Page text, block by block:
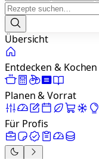
Übersicht
Entdecken & Kochen
Planen & Vorrat
Für Profis